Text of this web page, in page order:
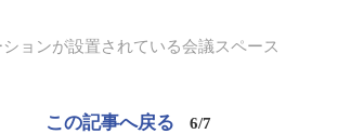
ョンが設置されている会議スペース
この記事へ戻る 6/7